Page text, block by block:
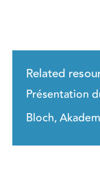
Related
Présentation
Bloch,